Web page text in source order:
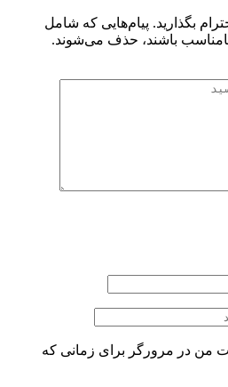
بگذارید. پیام‌هایی که شامل
باشند، حذف می‌شوند.
من در مرورگر برای زمانی که